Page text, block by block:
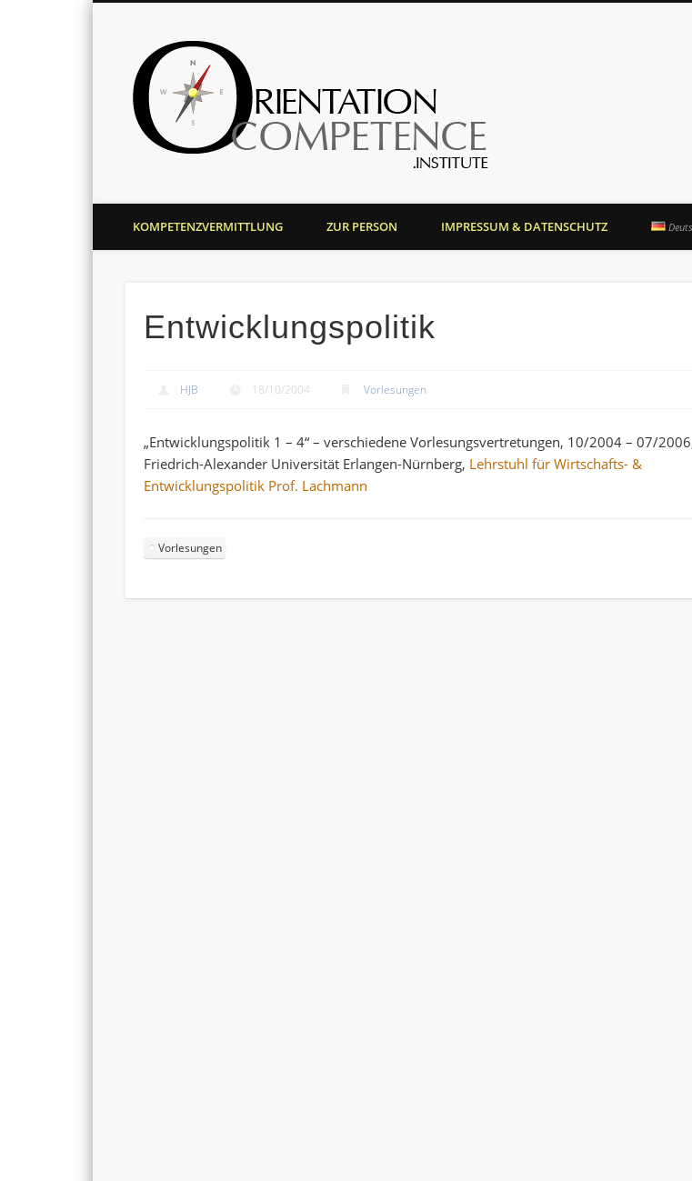
Harald J. Bolsinger
KOMPETENZVERMITTLUNG ZUR PERSON IMPRESSUM & DATENSCHUTZ
Entwicklungspolitik
HJB 18/10/2004 Vorlesungen
„Entwicklungspolitik 1 – 4“ – verschiedene Vorlesungsvertretungen, 10/2004 – 07/
Friedrich-Alexander Universität Erlangen-Nürnberg, Lehrstuhl für Wirtschafts- &
Entwicklungspolitik Prof. Lachmann
Vorlesungen